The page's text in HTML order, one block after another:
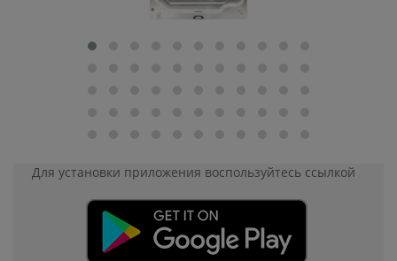
Для установки приложения воспользуйтесь ссылкой